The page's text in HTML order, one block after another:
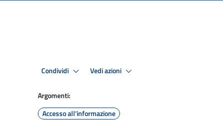
Condividi Vedi azioni
Argomenti:
Accesso all'informazione